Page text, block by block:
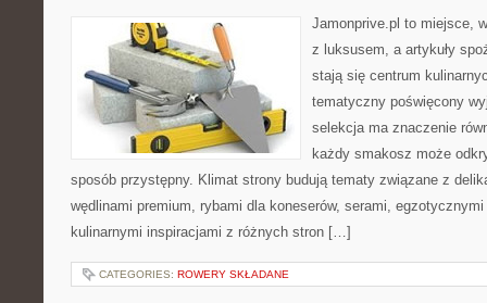
Jamonprive.pl to miejsce,
z luksusem, a artykuły
stają się centrum
tematyczny poświęcony
selekcja ma znaczenie
każdy smakosz może
sposób przystępny. Klimat strony budują tematy związane z
wędlinami premium, rybami dla koneserów, serami, egzotycznymi
kulinarnymi inspiracjami z różnych stron […]
CATEGORIES: ROWERY SKŁADANE